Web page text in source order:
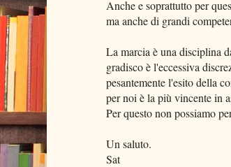
Anche e soprattutto per
ma anche di grandi
La marcia è una disciplina
gradisco è l'eccessiva
pesantemente l'esito della
per noi è la più vincente in
Per questo non possiamo
Un saluto.
Sat